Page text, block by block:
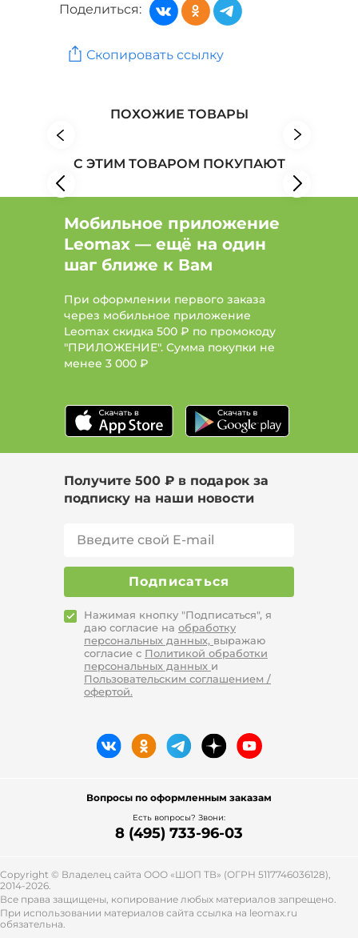
Платья, туники: Цвет Зеленый, Длина макси,
Размер 50
Платья, туники: Цвет Зеленый, Длина макси,
Размер 54
Женская одежда: Бренд СКС
Поделиться:
Скопировать ссылку
ПОХОЖИЕ ТОВАРЫ
С ЭТИМ ТОВАРОМ ПОКУПАЮТ
Мобильное приложение
Leomax — ещё на один
шаг ближе к Вам
При оформлении первого заказа
через мобильное приложение
Leomax скидка 500 ₽ по промокоду
"ПРИЛОЖЕНИЕ". Сумма покупки не
менее 3 000 ₽
Получите 500 ₽ в подарок за
подписку на наши новости
Подписаться
Нажимая кнопку "Подписаться", я
даю согласие на обработку
персональных данных, выражаю
согласие с Политикой обработки
персональных данных и
Пользовательским соглашением /
офертой.
Вопросы по оформленным заказам
Есть вопросы? Звони:
8 (495) 733-96-03
Copyright © Владелец сайта ООО «ШОП ТВ» (ОГРН 5117746036128),
2014-2026.
Все права защищены, копирование любых материалов запрещено.
При использовании материалов сайта ссылка на leomax.ru
обязательна.